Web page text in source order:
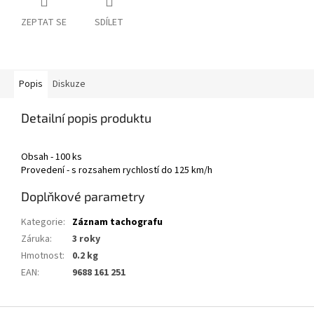
ZEPTAT SE SDÍLET
Popis Diskuze
Detailní popis produktu
Obsah - 100 ks
Provedení - s rozsahem rychlostí do 125 km/h
Doplňkové parametry
Kategorie: Záznam tachografu
Záruka:
3 roky
Hmotnost:
0.2 kg
EAN: 9688 161 251